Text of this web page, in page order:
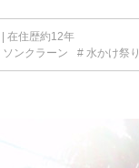
| 在住歴約12年
ソンクラーン 水かけ祭り